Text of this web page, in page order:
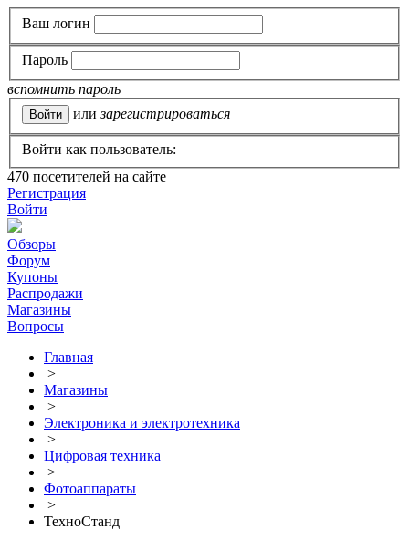
Ваш логин
Пароль
вспомнить пароль
или зарегистрироваться
Войти как пользователь:
470 посетителей на сайте
Регистрация
Войти
Обзоры
Форум
Купоны
Распродажи
Магазины
Вопросы
Главная
>
Магазины
>
Электроника и электротехника
>
Цифровая техника
>
Фотоаппараты
>
ТехноСтанд